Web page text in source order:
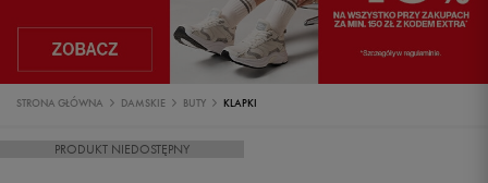
STRONA GŁÓWNA DAMSKIE BUTY KLAPKI
PRODUKT NIEDOSTĘPNY